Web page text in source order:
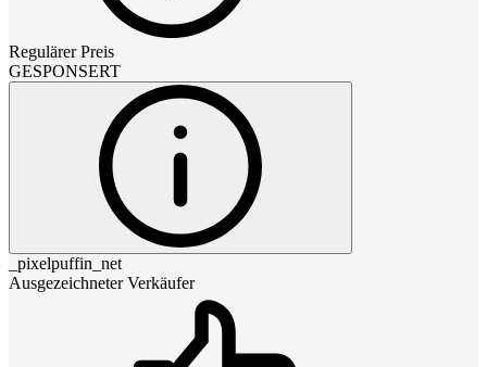
Regulärer Preis
GESPONSERT
_pixelpuffin_net
Ausgezeichneter Verkäufer